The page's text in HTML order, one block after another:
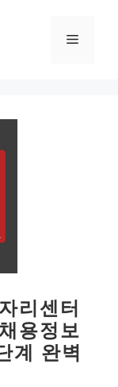
메
리센터
용정보
계 완벽